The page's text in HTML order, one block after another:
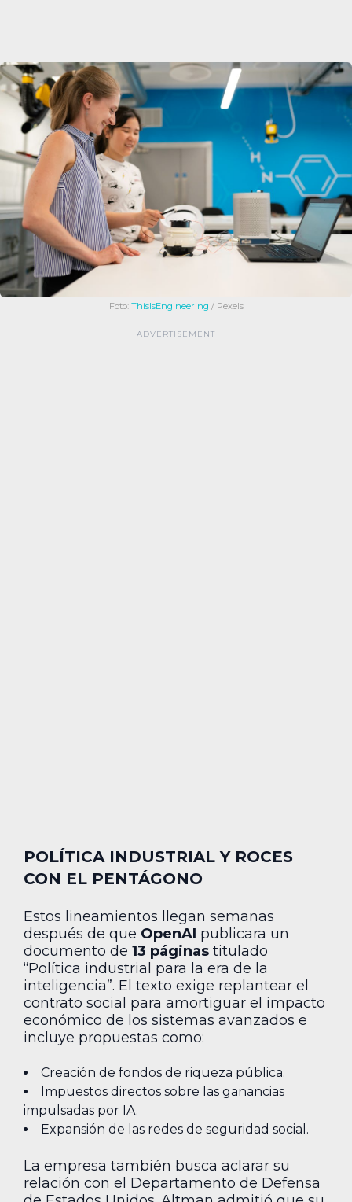
Foto: ThisIsEngineering / Pexels
POLÍTICA INDUSTRIAL Y ROCES
CON EL PENTÁGONO
Estos lineamientos llegan semanas
después de que OpenAI publicara un
documento de 13 páginas titulado
“Política industrial para la era de la
inteligencia”. El texto exige replantear el
contrato social para amortiguar el impacto
económico de los sistemas avanzados e
incluye propuestas como:
Creación de fondos de riqueza pública.
Impuestos directos sobre las ganancias
impulsadas por IA.
Expansión de las redes de seguridad social.
La empresa también busca aclarar su
relación con el Departamento de Defensa